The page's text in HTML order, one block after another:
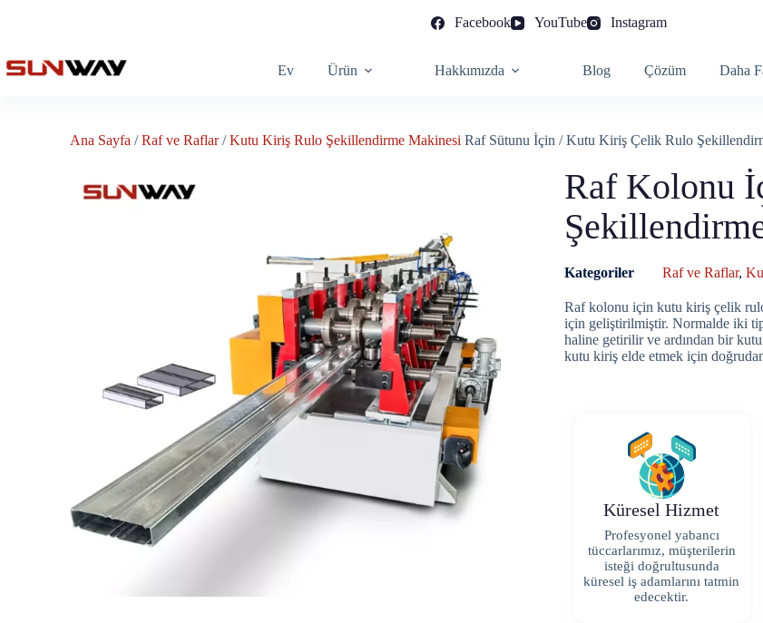
Facebook YouTube Instagram
Ev Ürün Hakkımızda Blog Çözüm Daha
Ana Sayfa /Raf ve Raflar/Kutu Kiriş Rulo Şekillendirme Makinesi Raf Sütunu İçin / Kutu Kiriş Çelik Rulo
Raf Kolonu
Kategoriler Raf ve Raflar,
Raf kolonu için kutu kiriş çelik
için geliştirilmiştir. Normalde iki
haline getirilir ve ardından bir
kutu kiriş elde etmek için
Küresel Hizmet
Profesyonel yabancı
tüccarlarımız, müşterilerin
isteği doğrultusunda
küresel iş adamlarını tatmin
edecektir.